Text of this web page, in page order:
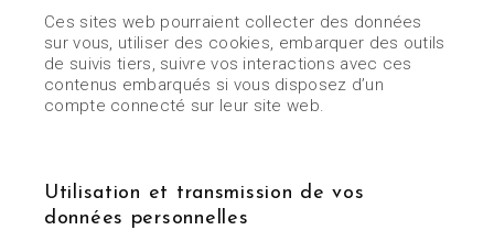
Ces sites web pourraient collecter des données
sur vous, utiliser des cookies, embarquer des outils
de suivis tiers, suivre vos interactions avec ces
contenus embarqués si vous disposez d’un
compte connecté sur leur site web.
Utilisation et transmission de vos
données personnelles